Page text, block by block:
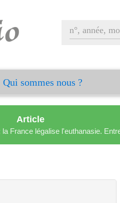
Qui sommes nous ?
Article
France légalise l'euthanasie.